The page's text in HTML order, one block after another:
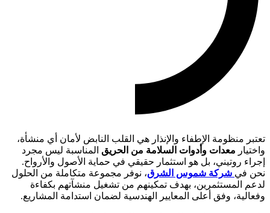
تعتبر منظومة الإطفاء والإنذار هي القلب النابض لأمان أي منشأة،
واختيار معدات وأدوات السلامة من الحريق المناسبة ليس مجرد
إجراء روتيني، بل هو استثمار حقيقي في حماية الأصول والأرواح.
نحن في شركة شموس الشرق، نوفر مجموعة متكاملة من الحلول
لدعم المستثمرين، بهدف تمكينهم من تشغيل منشآتهم بكفاءة
وفعالية، وفق أعلى المعايير الهندسية لضمان استدامة المشاريع.